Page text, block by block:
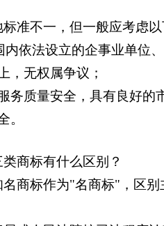
准不一，但一般应考虑
内依法设立的企事业单位
，无权属争议；
务质量安全，具有良好的
。
商标有什么区别？
商标作为"名商标"，区